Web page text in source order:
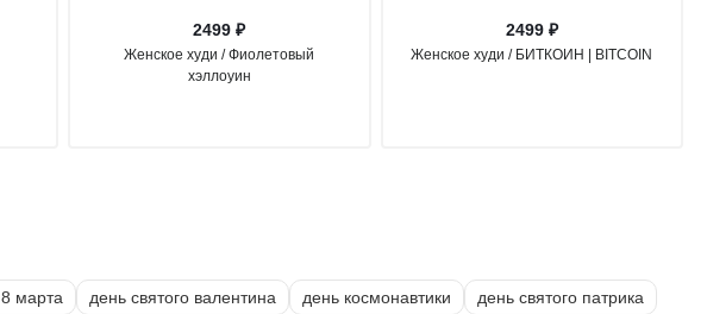
2499 ₽
Женское худи / Фиолетовый
хэллоуин
2499 ₽
Женское худи / БИТКОИН | BITCOIN
8 марта день святого валентина день космонавтики
день святого патрика